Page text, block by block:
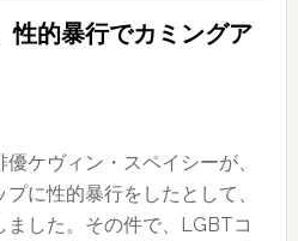
ニ
人
誌
販
「独
取
引
総
性的暴行でカミングア
ケヴィン・スペイシーが、
に性的暴行をしたとして、
した。その件で、LGBTコ